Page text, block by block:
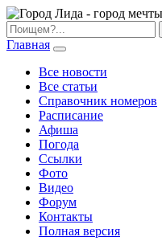
Главная
Все новости
Все статьи
Справочник номеров
Расписание
Афиша
Погода
Ссылки
Фото
Видео
Форум
Контакты
Полная версия